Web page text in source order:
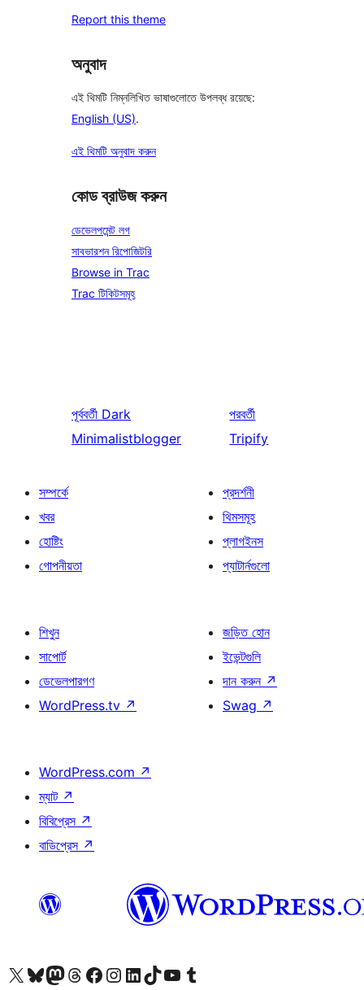
Report this theme
অনুবাদ
এই থিমটি নিম্নলিখিত ভাষাগুলোতে উপলব্ধ রয়েছে:
English (US).
এই থিমটি অনুবাদ করুন
কোড ব্রাউজ করুন
ডেভেলপমেন্ট লগ
সাবভারশন রিপোজিটরি
Browse in Trac
Trac টিকিটসমূহ
পূর্ববর্তী Dark
Minimalistblogger
পরবর্তী
Tripify
সম্পর্কে
খবর
হোষ্টিং
গোপনীয়তা
প্রদর্শনী
থিমসমূহ
প্লাগইনস
প্যাটার্নগুলো
শিখুন
সাপোর্ট
ডেভেলপারগণ
WordPress.tv ↗
জড়িত হোন
ইভেন্টগুলি
দান করুন ↗
Swag ↗
WordPress.com ↗
ম্যাট ↗
বিবিপ্রেস ↗
বাডিপ্রেস ↗
আমাদের X (আগের টুইটার) অ্যাকাউন্টে যানআমাদের Bluesky অ্যাকাউন্টটি দেখুনআমাদের মাস্টোডন অ্যাকাউন্টটি দেখুনআমাদের থ্রেডস অ্যাকাউন্টটি দেখুনআমাদের ফেসবুক পেজ দেখুনআমাদের ইন্সটাগ্রাম অ্যাকাউন্ট দেখুনআমাদের লিঙ্কডইন অ্যাকাউন্টে যানআমাদের TikTok অ্যাকাউন্টটি দেখুনআমাদের ইউটিউব চ্যানেলে যান আমাদের টাম্বলার অ্যাকাউন্ট দেখুন